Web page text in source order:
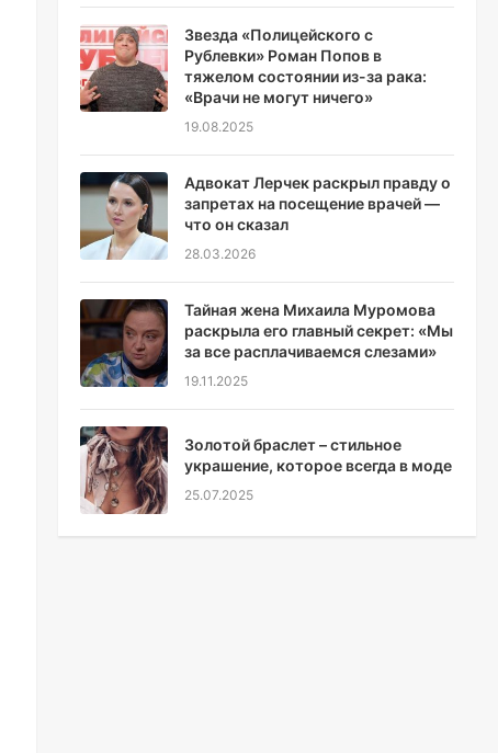
Звезда «Полицейского с
Рублевки» Роман Попов в
тяжелом состоянии из-за рака:
«Врачи не могут ничего»
19.08.2025
Адвокат Лерчек раскрыл правду о
запретах на посещение врачей —
что он сказал
28.03.2026
Тайная жена Михаила Муромова
раскрыла его главный секрет: «Мы
за все расплачиваемся слезами»
19.11.2025
Золотой браслет – стильное
украшение, которое всегда в моде
25.07.2025